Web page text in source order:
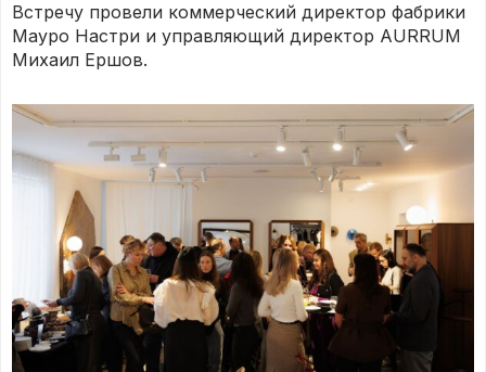
Встречу провели коммерческий директор фабрики
Мауро Настри и управляющий директор AURRUM
Михаил Ершов.